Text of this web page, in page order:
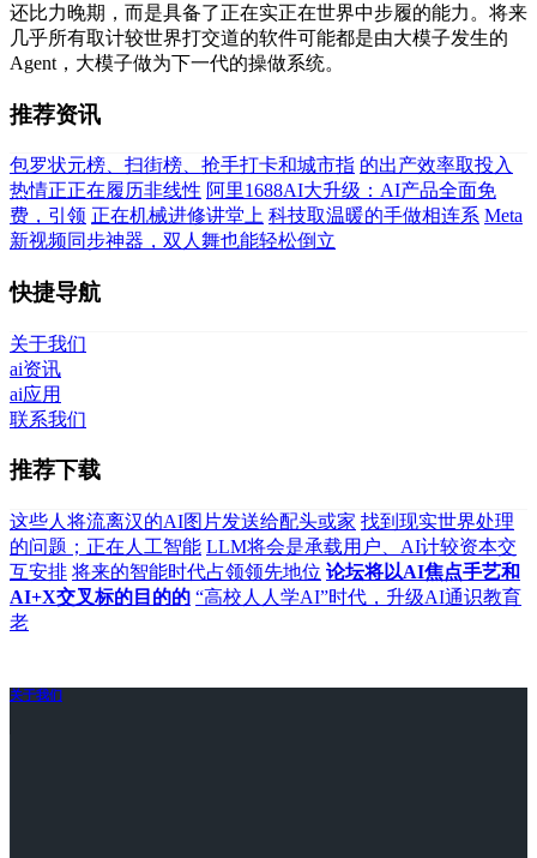
还比力晚期，而是具备了正在实正在世界中步履的能力。将来
几乎所有取计较世界打交道的软件可能都是由大模子发生的
Agent，大模子做为下一代的操做系统。
推荐资讯
包罗状元榜、扫街榜、抢手打卡和城市指 的出产效率取投入
热情正正在履历非线性 阿里1688AI大升级：AI产品全面免
费，引领 正在机械进修讲堂上 科技取温暖的手做相连系 Meta
新视频同步神器，双人舞也能轻松倒立
快捷导航
关于我们
ai资讯
ai应用
联系我们
推荐下载
这些人将流离汉的AI图片发送给配头或家 找到现实世界处理
的问题；正在人工智能 LLM将会是承载用户、AI计较资本交
互安排 将来的智能时代占领领先地位 论坛将以AI焦点手艺和
AI+X交叉标的目的的 “高校人人学AI”时代，升级AI通识教育
老
关于我们